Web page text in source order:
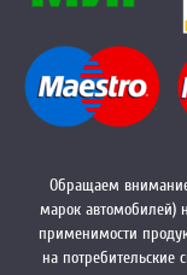
Обращаем
марок автомобилей)
применимости
на потребительские